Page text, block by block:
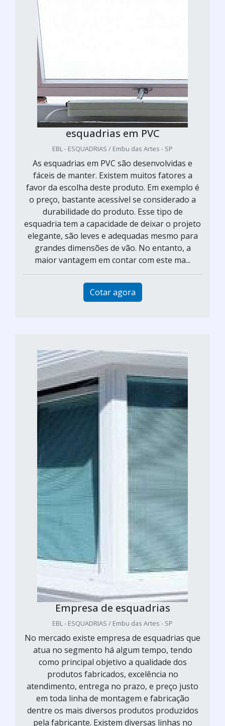
esquadrias em PVC
EBL - ESQUADRIAS / Embu das Artes - SP
As esquadrias em PVC são desenvolvidas e
fáceis de manter. Existem muitos fatores a
favor da escolha deste produto. Em exemplo é
o preço, bastante acessível se considerado a
durabilidade do produto. Esse tipo de
esquadria tem a capacidade de deixar o projeto
elegante, são leves e adequadas mesmo para
grandes dimensões de vão. No entanto, a
maior vantagem em contar com este ma...
Cotar agora
Empresa de esquadrias
EBL - ESQUADRIAS / Embu das Artes - SP
No mercado existe empresa de esquadrias que
atua no segmento há algum tempo, tendo
como principal objetivo a qualidade dos
produtos fabricados, excelência no
atendimento, entrega no prazo, e preço justo
em toda linha de montagem e fabricação
dentre os mais diversos produtos produzidos
pela fabricante. Existem diversas linhas no